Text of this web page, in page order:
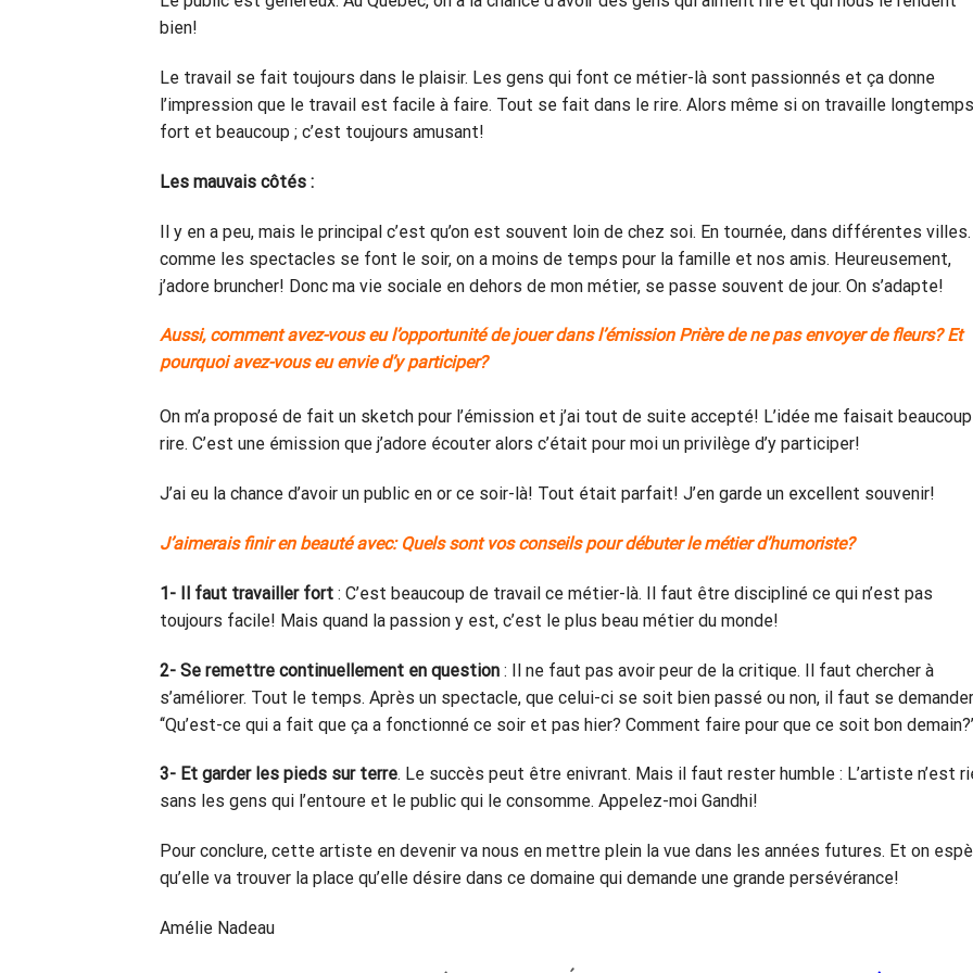
bien!
Le travail se fait toujours dans le plaisir. Les gens qui font ce métier-là sont passionnés et ça donne
l’impression que le travail est facile à faire. Tout se fait dans le rire. Alors même si on travaille
fort et beaucoup ; c’est toujours amusant!
Les mauvais côtés :
Il y en a peu, mais le principal c’est qu’on est souvent loin de chez soi. En tournée, dans différentes
comme les spectacles se font le soir, on a moins de temps pour la famille et nos amis. Heureusement,
j’adore bruncher! Donc ma vie sociale en dehors de mon métier, se passe souvent de jour. On s’adapte!
Aussi, comment avez-vous eu l’opportunité de jouer dans l’émission Prière de ne pas envoyer de fleurs? Et
pourquoi avez-vous eu envie d’y participer?
On m’a proposé de fait un sketch pour l’émission et j’ai tout de suite accepté! L’idée me faisait beaucoup
rire. C’est une émission que j’adore écouter alors c’était pour moi un privilège d’y participer!
J’ai eu la chance d’avoir un public en or ce soir-là! Tout était parfait! J’en garde un excellent souvenir!
J’aimerais finir en beauté avec: Quels sont vos conseils pour débuter le métier d’humoriste?
1- Il faut travailler fort : C’est beaucoup de travail ce métier-là. Il faut être discipliné ce qui n’est pas
toujours facile! Mais quand la passion y est, c’est le plus beau métier du monde!
2- Se remettre continuellement en question : Il ne faut pas avoir peur de la critique. Il faut chercher à
s’améliorer. Tout le temps. Après un spectacle, que celui-ci se soit bien passé ou non, il faut se demander
‘‘Qu’est-ce qui a fait que ça a fonctionné ce soir et pas hier? Comment faire pour que ce soit bon
3- Et garder les pieds sur terre. Le succès peut être enivrant. Mais il faut rester humble : L’artiste n’est
sans les gens qui l’entoure et le public qui le consomme. Appelez-moi Gandhi!
Pour conclure, cette artiste en devenir va nous en mettre plein la vue dans les années futures. Et on
qu’elle va trouver la place qu’elle désire dans ce domaine qui demande une grande persévérance!
Amélie Nadeau